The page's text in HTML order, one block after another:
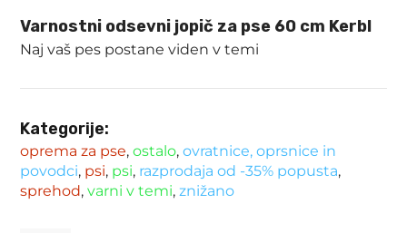
9.99 €.
Varnostni odsevni jopič za pse 60 cm Kerbl
Naj vaš pes postane viden v temi
Kategorije:
oprema za pse,ostalo,ovratnice, oprsnice in
povodci, psi, psi, razprodaja od -35% popusta,
sprehod,varni v temi,znižano